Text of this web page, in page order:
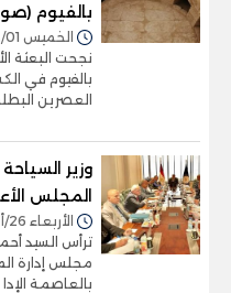
بالفيوم
الخميس 01/ديسمبر/2022 - 12:08 م
نجحت البعثة
بالفيوم في
العصرين
وزير
المجلس
الأربعاء 26/أكتوبر/2022 - 01:33 م
ترأس السيد
مجلس إدارة
بالعاصمة الإدا